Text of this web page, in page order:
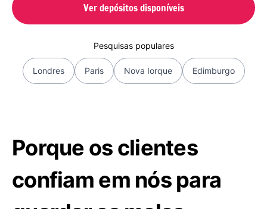
Ver depósitos disponíveis
Pesquisas populares
Londres Paris Nova Iorque Edimburgo
Porque os clientes
confiam em nós para